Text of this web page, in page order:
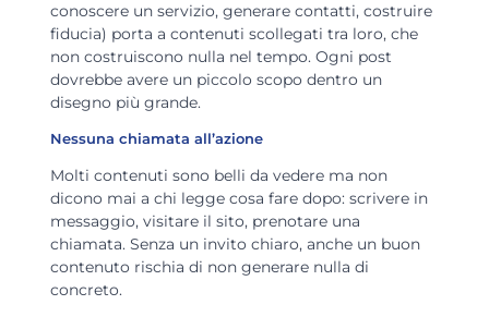
conoscere un servizio, generare contatti, costruire
fiducia) porta a contenuti scollegati tra loro, che
non costruiscono nulla nel tempo. Ogni post
dovrebbe avere un piccolo scopo dentro un
disegno più grande.
Nessuna chiamata all’azione
Molti contenuti sono belli da vedere ma non
dicono mai a chi legge cosa fare dopo: scrivere in
messaggio, visitare il sito, prenotare una
chiamata. Senza un invito chiaro, anche un buon
contenuto rischia di non generare nulla di
concreto.